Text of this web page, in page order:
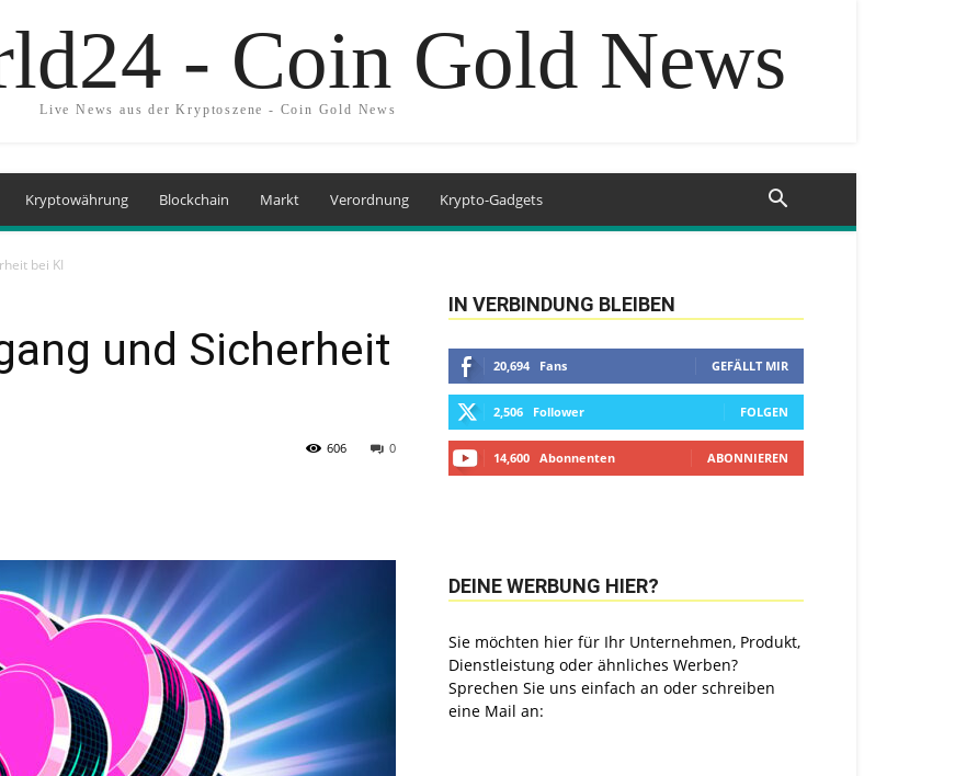
- Coin Gold News
Live News aus der Kryptoszene - Coin Gold News
Kryptowährung Blockchain Markt Verordnung Krypto-Gadgets
bei KI
und Sicherheit
0
606
IN VERBINDUNG BLEIBEN
20,694 Fans GEFÄLLT MIR
2,506 Follower FOLGEN
14,600 Abonnenten ABONNIEREN
DEINE WERBUNG HIER?
Sie möchten hier für Ihr Unternehmen, Produkt,
Dienstleistung oder ähnliches Werben?
Sprechen Sie uns einfach an oder schreiben
eine Mail an: